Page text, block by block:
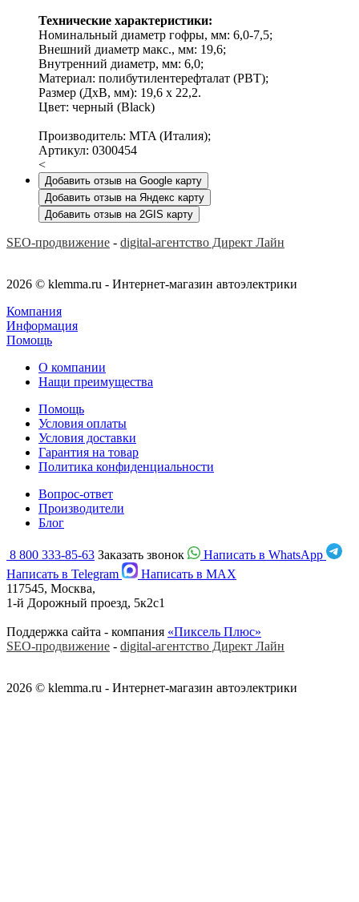
Технические характеристики:
Номинальный диаметр гофры, мм: 6,0-7,5;
Внешний диаметр макс., мм: 19,6;
Внутренний диаметр, мм: 6,0;
Материал: полибутилентерефталат (PBT);
Размер (ДхВ, мм): 19,6 х 22,2.
Цвет: черный (Black)
Производитель: MTA (Италия);
Артикул: 0300454
<
Добавить отзыв на Google карту
Добавить отзыв на Яндекс карту
Добавить отзыв на 2GIS карту
SEO-продвижение - digital-агентство Директ Лайн
2026 © klemma.ru - Интернет-магазин автоэлектрики
Компания
Информация
Помощь
О компании
Нащи преимущества
Помощь
Условия оплаты
Условия доставки
Гарантия на товар
Политика конфиденциальности
Вопрос-ответ
Производители
Блог
8 800 333-85-63 Заказать звонок
Написать в WhatsApp
Написать в Telegram
Написать в MAX
117545, Москва,
1-й Дорожный проезд, 5к2с1
Поддержка сайта - компания «Пиксель Плюс»
SEO-продвижение - digital-агентство Директ Лайн
2026 © klemma.ru - Интернет-магазин автоэлектрики